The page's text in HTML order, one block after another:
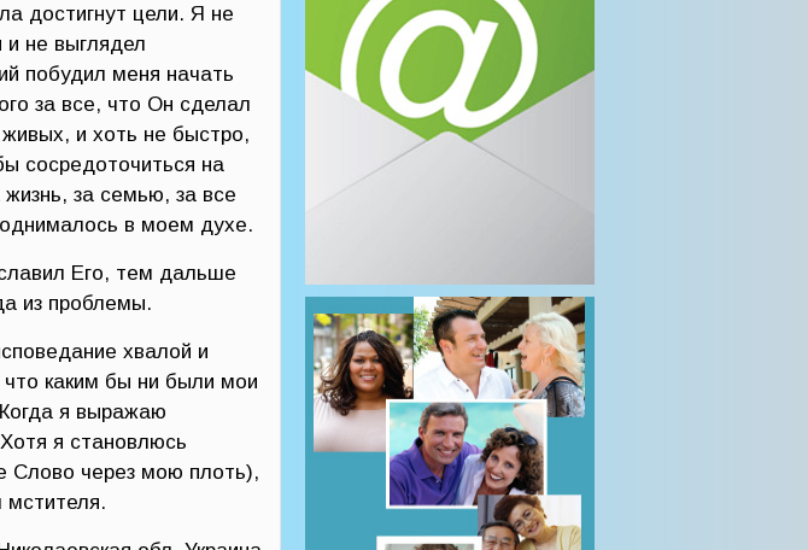
достигнут цели. Я не
и не выглядел
побудил меня начать
за все, что Он сделал
и хоть не быстро,
сосредоточиться на
за семью, за все
в моем духе.
Его, тем дальше
из проблемы.
хвалой и
каким бы ни были мои
я выражаю
я становлюсь
Слово через мою плоть),